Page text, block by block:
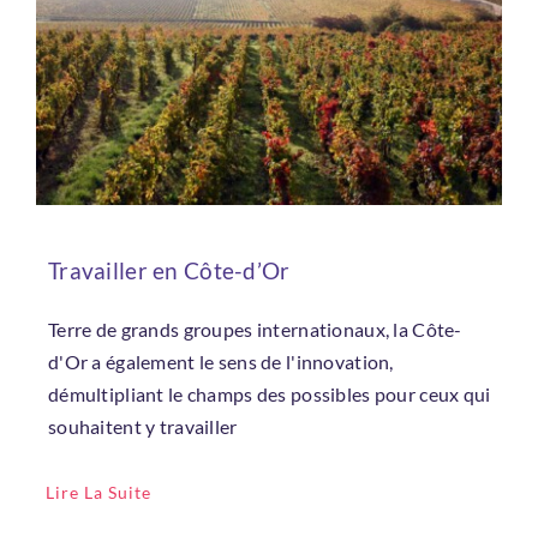
Travailler en Côte-d’Or
Terre de grands groupes internationaux, la Côte-
d'Or a également le sens de l'innovation,
démultipliant le champs des possibles pour ceux qui
souhaitent y travailler
Lire La Suite